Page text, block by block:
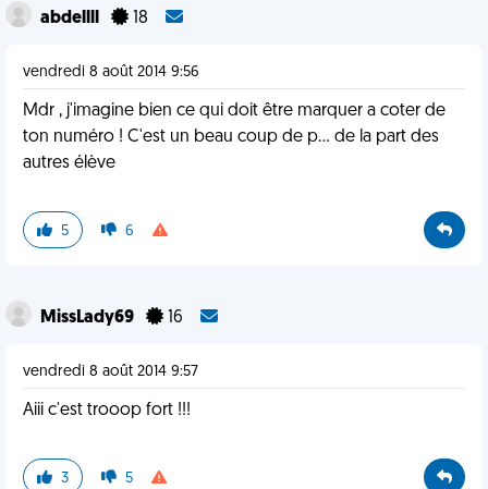
abdellll 18
vendredi 8 août 2014 9:56
Mdr , j'imagine bien ce qui doit être marquer a coter de
ton numéro ! C'est un beau coup de p... de la part des
autres élève
5 6
MissLady69 16
vendredi 8 août 2014 9:57
Aiii c'est trooop fort !!!
3 5